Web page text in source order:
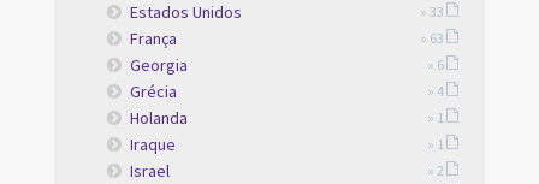
Estados Unidos » 33
França » 63
Georgia » 6
Grécia » 4
Holanda » 1
Iraque » 1
Israel » 2